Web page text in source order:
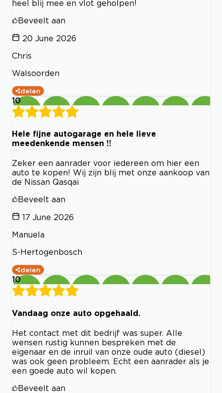
heel blij mee en vlot geholpen!
Beveelt aan
20 June 2026
Chris
Walsoorden
delen
10
Hele fijne autogarage en hele lieve
meedenkende mensen !!
Zeker een aanrader voor iedereen om hier een
auto te kopen! Wij zijn blij met onze aankoop van
de Nissan Qasqai
Beveelt aan
17 June 2026
Manuela
S-Hertogenbosch
delen
10
Vandaag onze auto opgehaald.
Het contact met dit bedrijf was super. Alle
wensen rustig kunnen bespreken met de
eigenaar en de inruil van onze oude auto (diesel)
was ook geen probleem. Echt een aanrader als je
een goede auto wil kopen.
Beveelt aan